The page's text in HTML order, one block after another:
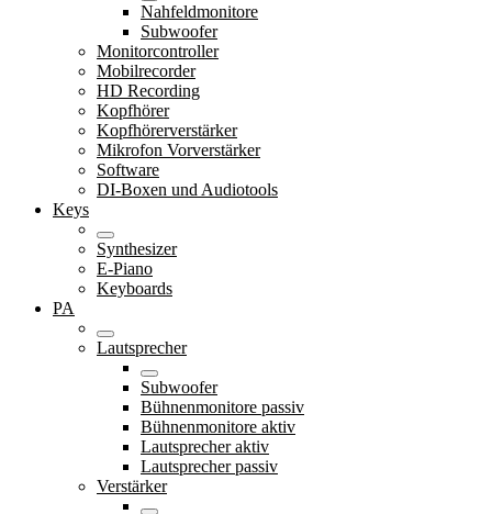
Nahfeldmonitore
Subwoofer
Monitorcontroller
Mobilrecorder
HD Recording
Kopfhörer
Kopfhörerverstärker
Mikrofon Vorverstärker
Software
DI-Boxen und Audiotools
Keys
Synthesizer
E-Piano
Keyboards
PA
Lautsprecher
Subwoofer
Bühnenmonitore passiv
Bühnenmonitore aktiv
Lautsprecher aktiv
Lautsprecher passiv
Verstärker